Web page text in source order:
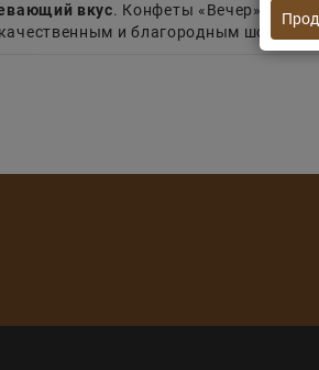
вкус. Конфеты «Вечер» — это
и благородным